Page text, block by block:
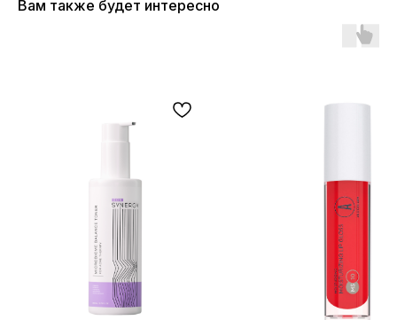
Вам также будет интересно
ОСТАЛИСЬ ВОПРОСЫ?
НЕ НАШЛИ НУЖНЫЙ ТОВАР?